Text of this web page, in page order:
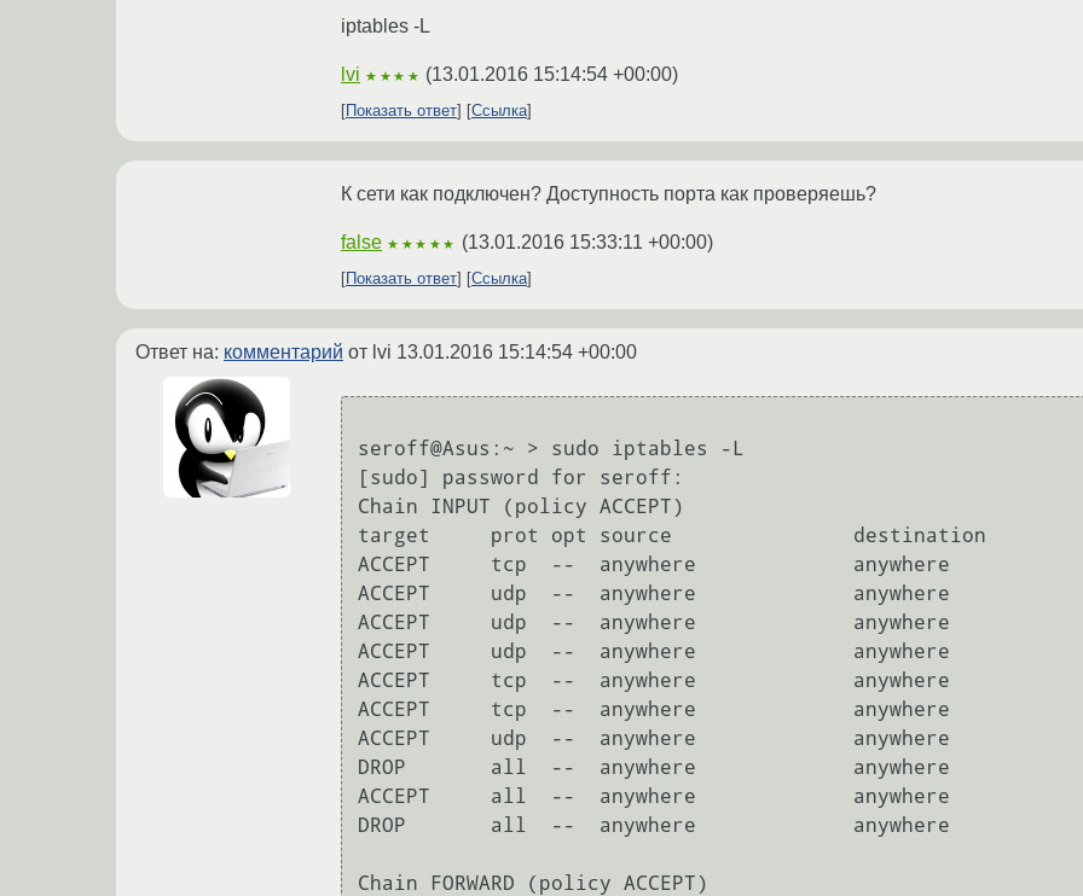
iptables -L
lvi ★★★★ (13.01.2016 15:14:54 +00:00)
Показать ответ Ссылка
К сети как подключен? Доступность порта как проверяешь?
false ★★★★★ (13.01.2016 15:33:11 +00:00)
Показать ответ Ссылка
Ответ на: комментарий от lvi 13.01.2016 15:14:54 +00:00
seroff@Asus:~ > sudo iptables -L
[sudo] password for seroff:
Chain INPUT (policy ACCEPT)
target     prot opt source
ACCEPT     tcp  --  anywhere             anywhere
ACCEPT     udp  --  anywhere             anywhere
ACCEPT     udp  --  anywhere             anywhere
ACCEPT     udp  --  anywhere             anywhere
ACCEPT     tcp  --  anywhere             anywhere
ACCEPT     tcp  --  anywhere             anywhere
ACCEPT     udp  --  anywhere             anywhere
DROP       all  --  anywhere             anywhere
ACCEPT     all  --  anywhere             anywhere
DROP       all  --  anywhere             anywhere
Chain FORWARD (policy ACCEPT)